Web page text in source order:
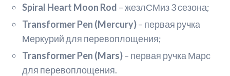
Spiral Heart Moon Rod – жезлСМиз 3 сезона;
Transformer Pen (Mercury)– первая ручка
Меркурий для перевоплощения;
Transformer Pen (Mars)– первая ручка Марс
для перевоплощения.